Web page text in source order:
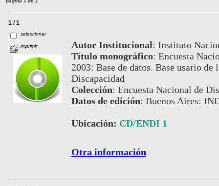
1 / 1
seleccionar
imprimir Autor Institucional: Instituto
Título monográfico: Encuesta
2003: Base de datos. Base usario
Discapacidad
Colección: Encuesta Nacional de
Datos de edición: Buenos Aires:
Ubicación: CD/ENDI 1
Otra información